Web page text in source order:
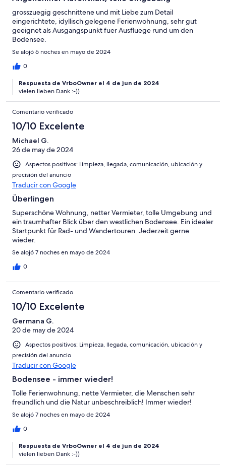
grosszuegig geschnittene und mit Liebe zum Detail
eingerichtete, idyllisch gelegene Ferienwohnung, sehr gut
geeignet als Ausgangspunkt fuer Ausfluege rund um den
Bodensee.
Se alojó 6 noches en mayo de 2024
0
Respuesta de VrboOwner el 4 de jun de 2024
vielen lieben Dank :-))
Comentario verificado
10/10 Excelente
Michael G.
26 de may de 2024
Aspectos positivos: Limpieza, llegada, comunicación, ubicación y
precisión del anuncio
Traducir con Google
Überlingen
Superschöne Wohnung, netter Vermieter, tolle Umgebung und
ein traumhafter Blick über den westlichen Bodensee. Ein idealer
Startpunkt für Rad- und Wandertouren. Jederzeit gerne
wieder.
Se alojó 7 noches en mayo de 2024
0
Comentario verificado
10/10 Excelente
Germana G.
20 de may de 2024
Aspectos positivos: Limpieza, llegada, comunicación, ubicación y
precisión del anuncio
Traducir con Google
Bodensee - immer wieder!
Tolle Ferienwohnung, nette Vermieter, die Menschen sehr
freundlich und die Natur unbeschreiblich! Immer wieder!
Se alojó 7 noches en mayo de 2024
0
Respuesta de VrboOwner el 4 de jun de 2024
vielen lieben Dank :-))